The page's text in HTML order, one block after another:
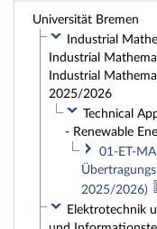
Universität Bremen
Industrial
Industrial
Industrial
2025/2026
Technical
- Renewable
01-ET-
2025/2026)
Elektrotechnik